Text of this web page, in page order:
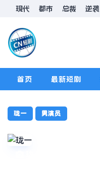
现代 都市 总裁 逆袭
首页 最新短剧
排行榜
珑一 男演员